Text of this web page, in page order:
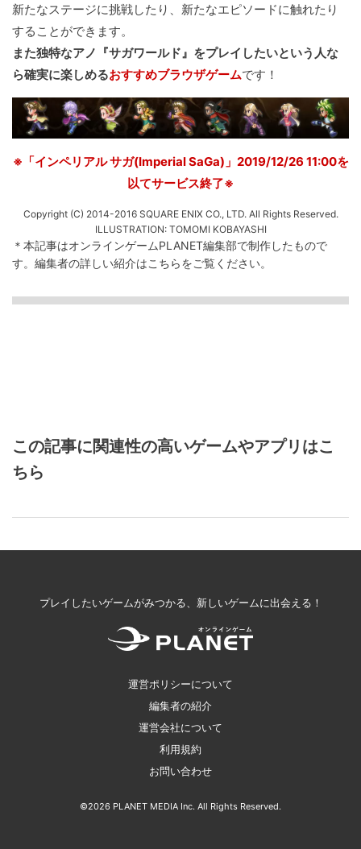
新たなステージに挑戦したり、新たなエピソードに触れたり
することができます。
また独特なアノ『サガワールド』をプレイしたいという人な
ら確実に楽しめるおすすめブラウザゲームです！
※「インペリアル サガ(Imperial SaGa)」2019/12/26 11:00を
以てサービス終了※
Copyright (C) 2014-2016 SQUARE ENIX CO., LTD. All Rights Reserved.
ILLUSTRATION: TOMOMI KOBAYASHI
＊本記事はオンラインゲームPLANET編集部で制作したもので
す。 編集者の詳しい紹介はこちらをご覧ください。
この記事に関連性の高いゲームやアプリはこ
ちら
プレイしたいゲームがみつかる、新しいゲームに出会える！
運営ポリシーについて
編集者の紹介
運営会社について
利用規約
お問い合わせ
©2026 PLANET MEDIA Inc. All Rights Reserved.